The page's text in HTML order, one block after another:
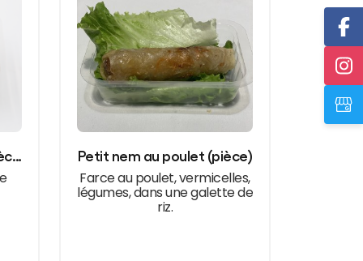
Beignet de crevette (pièce) Petit nem au poulet (pièce)
Farce au poulet, vermicelles,
légumes, dans une galette de
riz.